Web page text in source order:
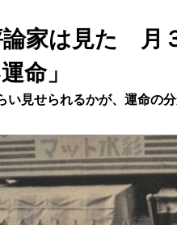
家は見た 月
命」
い見せられるかが、運命の分